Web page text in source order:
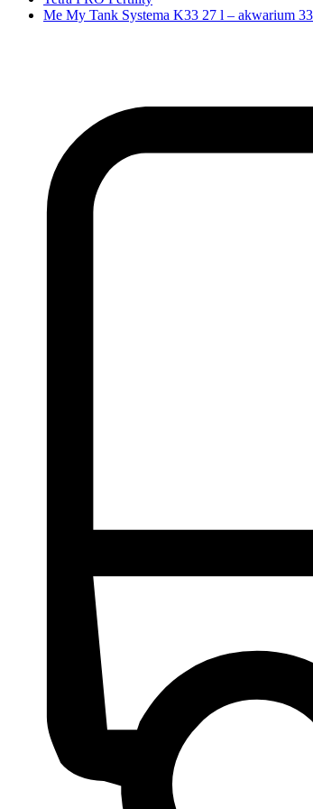
Me My Tank Systema K33 27 l – akwarium